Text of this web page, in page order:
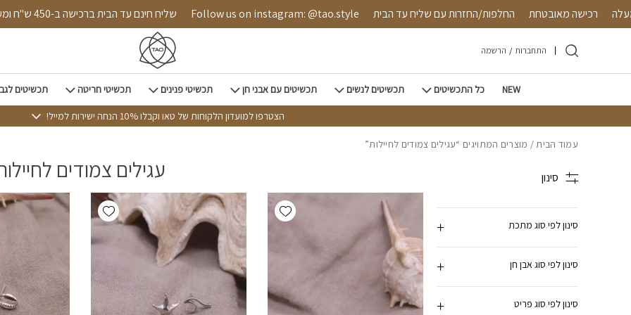
Skip to Content
ש"ח ומעלה רכישה מאובטחת החלפות/החזרות עם שליח עד הבית Follow us on instagram: @tao.style שליח חינם עד הבית ברכישה ב-
התחברות / הרשמה
NEW כל התכשיטים תכשיטים לנשים תכשיטים עם אבני חן תכשיטי פנינים תכשיטי חריטה תכשיטים
הצטרפו למועדון הלקוחות של טאו וקבלו 10% הנחה ישירות למייל!
עמוד הבית/ מוצרים המתויגים “עגילים צמודים לחיילות”
עגילים צמודים סינון
סינון לפי סוג מתכת
סינון לפי סוג אבן חן
סינון לפי סוג פריט
Add wishlist
Add wishlist
בחזרה למעלה